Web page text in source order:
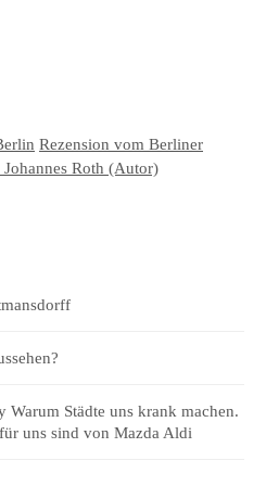
Rezension vom Berliner
Roth (Autor)
Warum Städte uns krank machen.
uns sind von Mazda Aldi